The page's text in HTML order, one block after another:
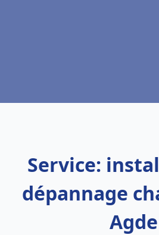
Service:
dépannage
Agde